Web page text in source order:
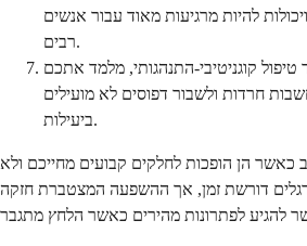
להיות מרגיעות מאוד עבור אנשים
רבים.
טיפול קוגניטיבי-התנהגותי, מלמד אתכם
חרדות ולשבור דפוסים לא מועילים
ביעילות.
כאשר הן הופכות לחלקים קבועים מחייכם ולא
דורשת זמן, אך ההשפעה המצטברת חזקה